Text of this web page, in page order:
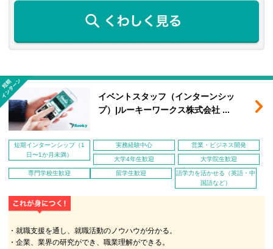
イベントスタッフ（インターンシッ
プ）|ルーキーワークス株式会社 ...
短期インターンシップ（1
日〜1か月未満）
実務経験中心 営業・ビジネス開発
大学4年生歓迎 大学院生歓迎
専門学校生歓迎 留学生歓迎
語学力を活かせる（英語・中
国語など）
・就職支援を通し、就職活動のノウハウが分かる。
・企業、業界の研究ができ、職業理解ができる。